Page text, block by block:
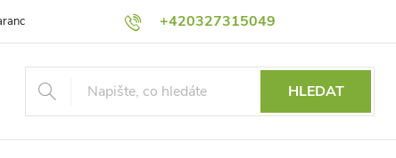
+420327315049
nejnižší ceny! Podmínky ochrany osobních údajů
HLEDAT